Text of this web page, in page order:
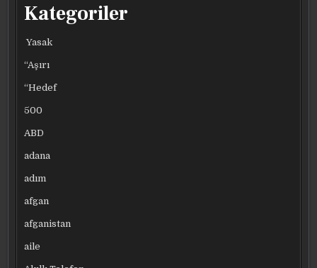
Kategoriler
Yasak
“Aşırı
“Hedef
500
ABD
adana
adım
afgan
afganistan
aile